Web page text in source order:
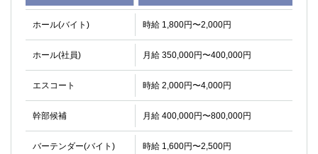
ホール(バイト) 時給 1,800円〜2,000円
ホール(社員) 月給 350,000円〜400,000円
エスコート 時給 2,000円〜4,000円
幹部候補 月給 400,000円〜800,000円
バーテンダー(バイト) 時給 1,600円〜2,500円